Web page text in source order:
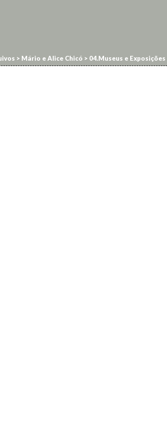
> Mário e Alice Chicó > 04.Museus e Exposições